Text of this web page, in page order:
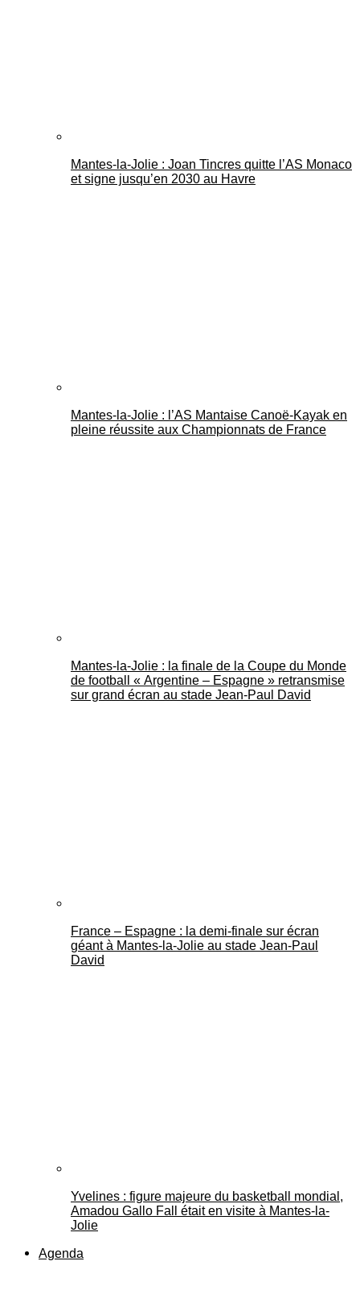
Mantes-la-Jolie : Joan Tincres quitte l’AS Monaco
et signe jusqu’en 2030 au Havre
Mantes-la-Jolie : l’AS Mantaise Canoë‑Kayak en
pleine réussite aux Championnats de France
Mantes-la-Jolie : la finale de la Coupe du Monde
de football « Argentine – Espagne » retransmise
sur grand écran au stade Jean-Paul David
France – Espagne : la demi-finale sur écran
géant à Mantes-la-Jolie au stade Jean-Paul
David
Yvelines : figure majeure du basketball mondial,
Amadou Gallo Fall était en visite à Mantes-la-
Jolie
Agenda